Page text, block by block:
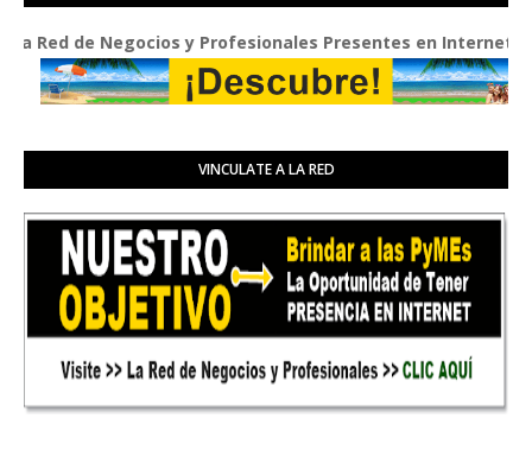
de Negocios y Profesionales Presentes en Internet
VINCULATE A LA RED